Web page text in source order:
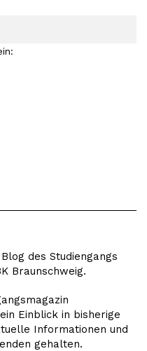
des Studiengangs
Braunschweig.
Einblick in bisherige
Informationen und
gehalten.